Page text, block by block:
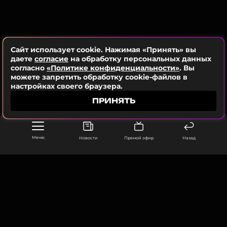
Меню Новости Прямой эфир Назад
ССЫЛКА
Сайт использует cookie. Нажимая «Принять» вы
даете согласие на обработку персональных данных
согласно «Политике конфиденциальности». Вы
можете запретить обработку cookie-файлов в
настройках своего браузера.
ПРИНЯТЬ